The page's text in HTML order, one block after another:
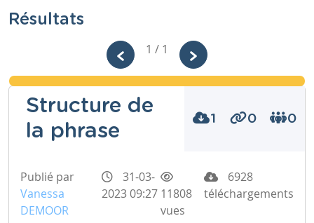
Résultats
1 / 1
Structure de
la phrase
1 0 0
Publié par
Vanessa
DEMOOR
31-03-
2023 09:27 11808
vues
6928
téléchargements